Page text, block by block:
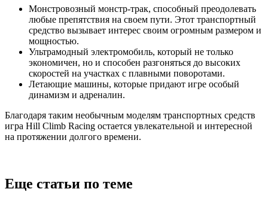
Монстровозный монстр-трак, способный преодолевать
любые препятствия на своем пути. Этот транспортный
средство вызывает интерес своим огромным размером и
мощностью.
Ультрамодный электромобиль, который не только
экономичен, но и способен разгоняться до высоких
скоростей на участках с плавными поворотами.
Летающие машины, которые придают игре особый
динамизм и адреналин.
Благодаря таким необычным моделям транспортных средств
игра Hill Climb Racing остается увлекательной и интересной
на протяжении долгого времени.
Еще статьи по теме